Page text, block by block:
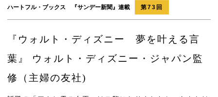
ハートフル・ブックス 『サンデー新聞』連載 第73回
『ウォルト・ディズニー 夢を叶える言
葉』 ウォルト・ディズニー・ジャパン監
修（主婦の友社)